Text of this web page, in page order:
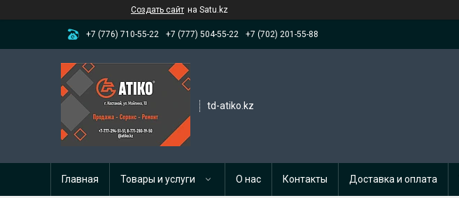
Создать сайт на Satu.kz
+7 (776) 710-55-22 +7 (777) 504-55-22 +7 (702) 201-55-88
td-atiko.kz
Главная Товары и услуги О нас Контакты Доставка и оплата